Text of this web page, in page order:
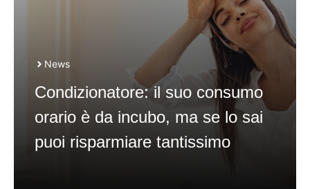
News
Condizionatore: il suo consumo
orario è da incubo, ma se lo sai
puoi risparmiare tantissimo